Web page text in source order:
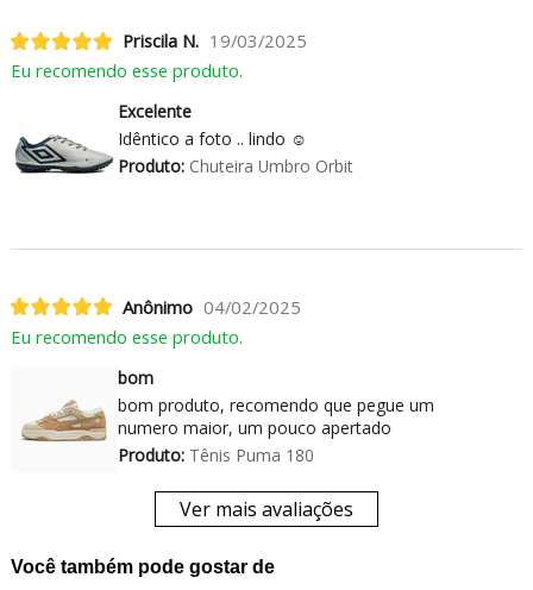
Priscila N. 19/03/2025
Eu recomendo esse produto.
Excelente
Idêntico a foto .. lindo ☺️
Produto:Chuteira Umbro Orbit
Anônimo 04/02/2025
Eu recomendo esse produto.
bom
bom produto, recomendo que pegue um
numero maior, um pouco apertado
Produto:Tênis Puma 180
Ver mais avaliações
Você também pode gostar de